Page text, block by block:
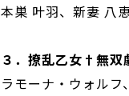
本巣 叶羽、新妻 八
３．撩乱乙女†無双
ラモーナ・ウォルフ